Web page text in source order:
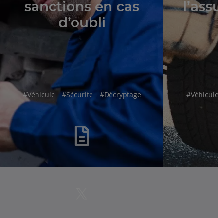
sanctions en cas
d’oubli
hashtag
#Véhicule hashtag
#Sécurité hashtag
#Décryptage hashtag
#Véhicule